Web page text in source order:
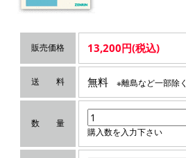
販売価格 13,200円(税込)
送 料 無料 ※離島など一部除く
数 量
購入数を入力下さい